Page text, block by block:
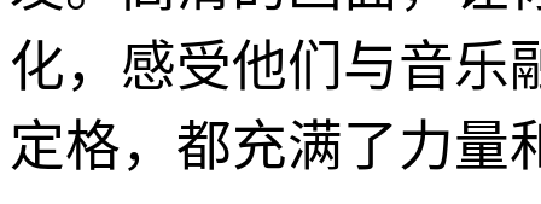
化，感受他们与音乐
定格，都充满了力量